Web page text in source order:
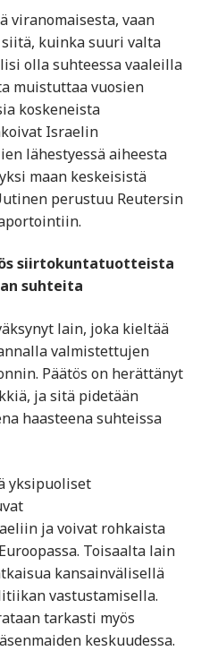
viranomaisesta, vaan
kuinka suuri valta
olla suhteessa vaaleilla
muistuttaa vuosien
koskeneista
Israelin
lähestyessä aiheesta
maan keskeisistä
perustuu Reutersin
siirtokuntatuotteista
suhteita
lain, joka kieltää
valmistettujen
Päätös on herättänyt
ja sitä pidetään
haasteena suhteissa
yksipuoliset
ja voivat rohkaista
Toisaalta lain
kansainvälisellä
vastustamisella.
tarkasti myös
keskuudessa.